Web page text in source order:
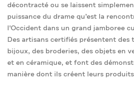
décontracté ou se laissent
puissance du drame qu’est la
l'Occident dans un grand jamboree
Des artisans certifiés présentent des
bijoux, des broderies, des objets en
et en céramique, et font des
manière dont ils créent leurs